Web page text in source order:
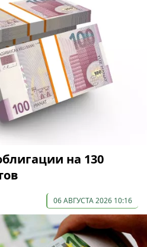
на 130
06 АВГУСТА 2026 10:16